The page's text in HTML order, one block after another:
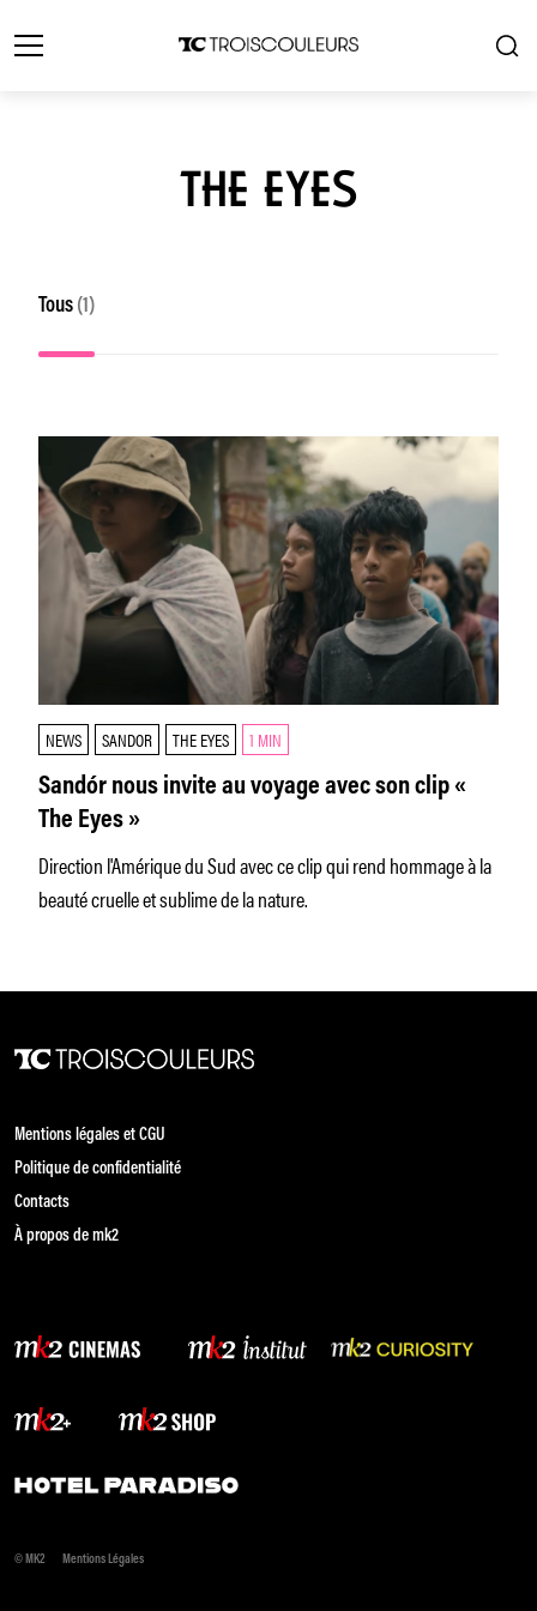
THE EYES
Tous (1)
NEWS SANDOR THE EYES 1 MIN
Sandór nous invite au voyage avec son clip «
The Eyes »
Direction l'Amérique du Sud avec ce clip qui rend hommage à la
beauté cruelle et sublime de la nature.
Mentions légales et CGU
Politique de confidentialité
Contacts
À propos de mk2
© MK2 Mentions Légales